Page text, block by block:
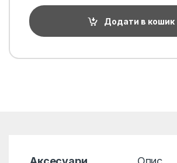
Додати в кошик